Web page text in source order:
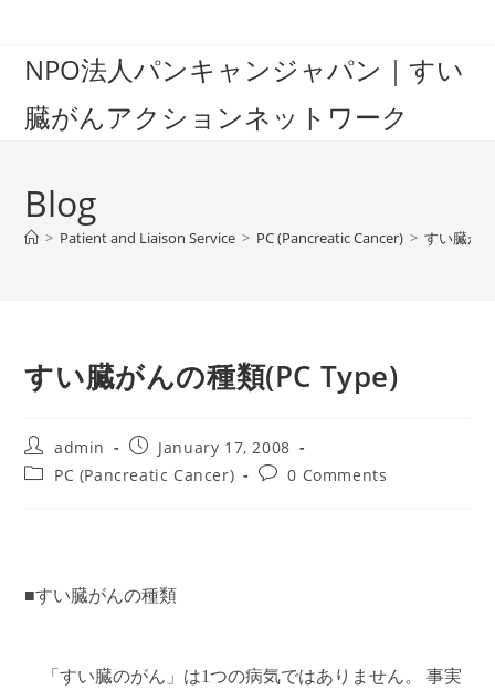
contentNPO法人パンキャンジャパン｜すい
臓がんアクションネットワーク
Blog
> Patient and Liaison Service > PC (Pancreatic Cancer) > すい臓が
すい臓がんの種類(PC Type)
Post
author:
admin
Post
published:
January 17, 2008
PostPC (Pancreatic Cancer)
Post0 Comments
■すい臓がんの種類
「すい臓のがん」は1つの病気ではありません。 事実